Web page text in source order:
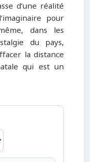
d’une réalité
pour
dans les
du pays,
la distance
qui est un